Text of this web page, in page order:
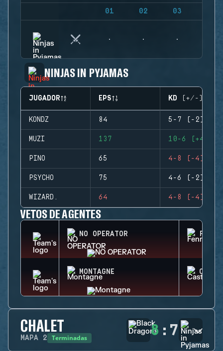
01 02 03
NINJAS IN PYJAMAS
JUGADOR EPS KD (+/-)
KONDZ 84 5-7 (-2)
MUZI 137 10-6 (+4)
PINO 65 4-8 (-4)
PSYCHO 75 4-6 (-2)
WIZARD. 64 4-8 (-4)
VETOS DE AGENTES
NO OPERATOR
MONTAGNE
CHALET
MAPA 2 Terminadas 8 : 7